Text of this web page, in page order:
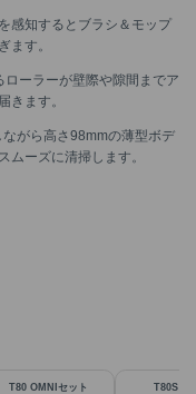
感知するとブラシ＆モップ
ます。
ローラーが壁際や隙間までア
きます。
ながら高さ98mmの薄型ボデ
ムーズに清掃します。
T80 OMNIセット T80S